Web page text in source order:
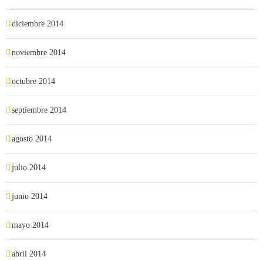
diciembre 2014
noviembre 2014
octubre 2014
septiembre 2014
agosto 2014
julio 2014
junio 2014
mayo 2014
abril 2014